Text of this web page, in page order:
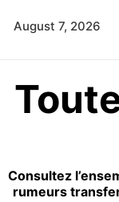
August 7, 2026
Consultez
rumeurs